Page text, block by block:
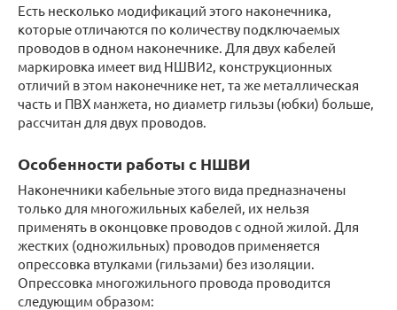
Есть несколько модификаций этого наконечника,
которые отличаются по количеству подключаемых
проводов в одном наконечнике. Для двух кабелей
маркировка имеет вид НШВИ2, конструкционных
отличий в этом наконечнике нет, та же металлическая
часть и ПВХ манжета, но диаметр гильзы (юбки) больше,
рассчитан для двух проводов.
Особенности работы с НШВИ
Наконечники кабельные этого вида предназначены
только для многожильных кабелей, их нельзя
применять в оконцовке проводов с одной жилой. Для
жестких (одножильных) проводов применяется
опрессовка втулками (гильзами) без изоляции.
Опрессовка многожильного провода проводится
следующим образом: